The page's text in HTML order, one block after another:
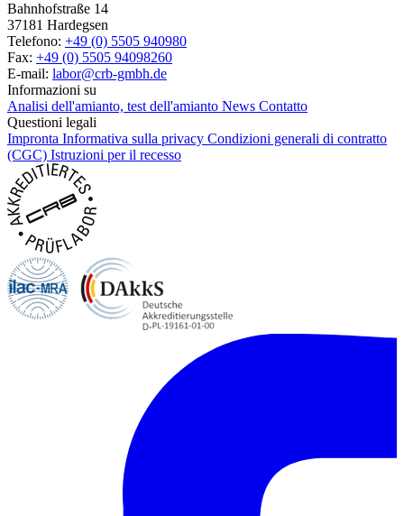
Bahnhofstraße 14
37181 Hardegsen
Telefono: +49 (0) 5505 940980
Fax: +49 (0) 5505 94098260
E-mail: labor@crb-gmbh.de
Informazioni su
Analisi dell'amianto, test dell'amianto News Contatto
Questioni legali
Impronta Informativa sulla privacy Condizioni generali di contratto
(CGC) Istruzioni per il recesso